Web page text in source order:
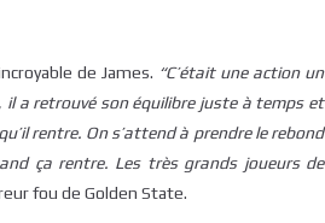
de James. “C’était une action un
a retrouvé son équilibre juste à temps et
rentre. On s’attend à prendre le rebond
ça rentre. Les très grands joueurs de
fou de Golden State.